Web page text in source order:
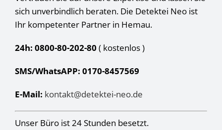
sich unverbindlich beraten. Die Detektei Neo ist
Ihr kompetenter Partner in Hemau.
24h: 0800-80-202-80 ( kostenlos)
SMS/WhatsAPP: 0170-8457569
E-Mail: kontakt@detektei-neo.de
Unser Büro ist 24 Stunden besetzt.